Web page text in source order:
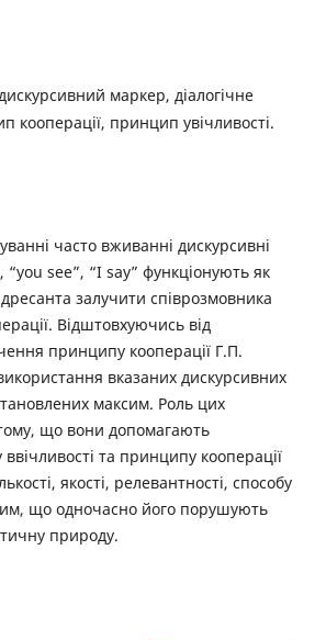
маркер, діалогічне
кооперації, принцип увічливості.
часто вживанні дискурсивні
see”, “I say” функціонують як
залучити співрозмовника
Відштовхуючись від
принципу кооперації Г.П.
вказаних дискурсивних
максим. Роль цих
що вони допомагають
та принципу кооперації
якості, релевантності, способу
що одночасно його порушують
природу.